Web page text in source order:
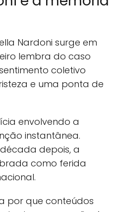
Nardoni surge em
lembra do caso
coletivo
e uma ponta de
envolvendo a
instantânea.
depois, a
como ferida
por que conteúdos